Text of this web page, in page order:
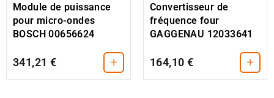
Module de puissance
pour micro-ondes
BOSCH 00656624
341,21 € +
Convertisseur de
fréquence four
GAGGENAU 12033641
164,10 € +